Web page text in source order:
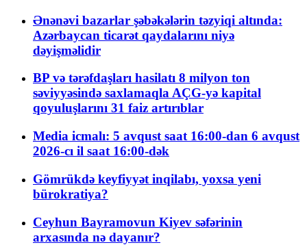
Ənənəvi bazarlar şəbəkələrin təzyiqi altında:
Azərbaycan ticarət qaydalarını niyə
dəyişməlidir
BP və tərəfdaşları hasilatı 8 milyon ton
səviyyəsində saxlamaqla AÇG-yə kapital
qoyuluşlarını 31 faiz artırıblar
Media icmalı: 5 avqust saat 16:00-dan 6 avqust
2026-cı il saat 16:00-dək
Gömrükdə keyfiyyət inqilabı, yoxsa yeni
bürokratiya?
Ceyhun Bayramovun Kiyev səfərinin
arxasında nə dayanır?